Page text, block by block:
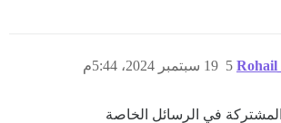
19 سبتمبر 2024، 5:44م 5
المشتركة في الرسائل الخاصة